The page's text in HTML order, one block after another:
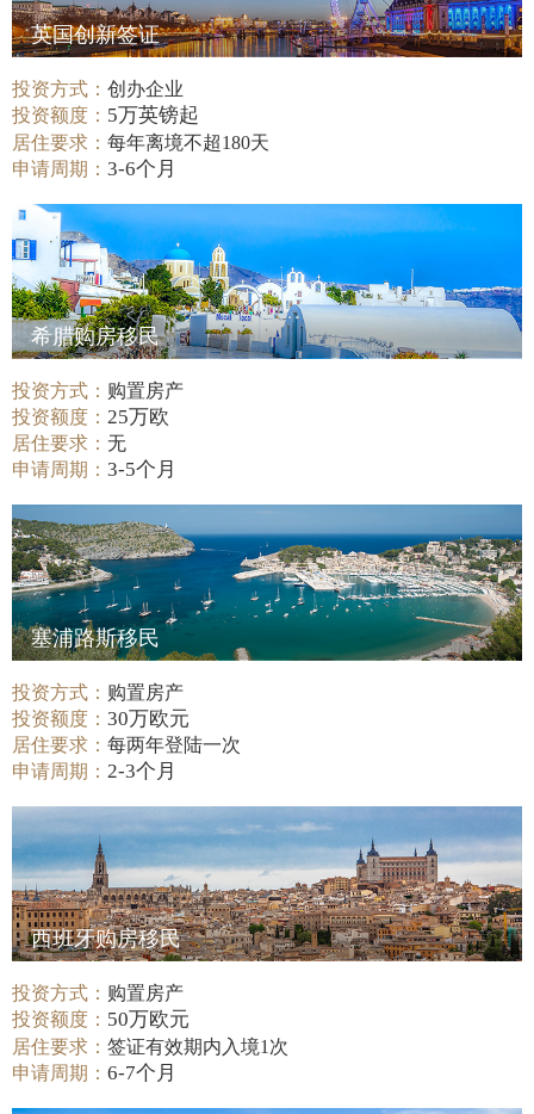
英国创新签证
投资方式：创办企业
投资额度： 5万英镑起
居住要求：每年离境不超180天
申请周期：3-6个月
希腊购房移民
投资方式： 购置房产
投资额度： 25万欧
居住要求：无
申请周期：3-5个月
塞浦路斯移民
投资方式： 购置房产
投资额度：30万欧元
居住要求：每两年登陆一次
申请周期： 2-3个月
西班牙购房移民
投资方式： 购置房产
投资额度： 50万欧元
居住要求：签证有效期内入境1次
申请周期：6-7个月